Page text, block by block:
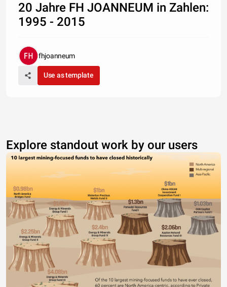
20 Jahre FH JOANNEUM in Zahlen:
1995 - 2015
fhjoanneum
Use as template
Explore standout work by our users